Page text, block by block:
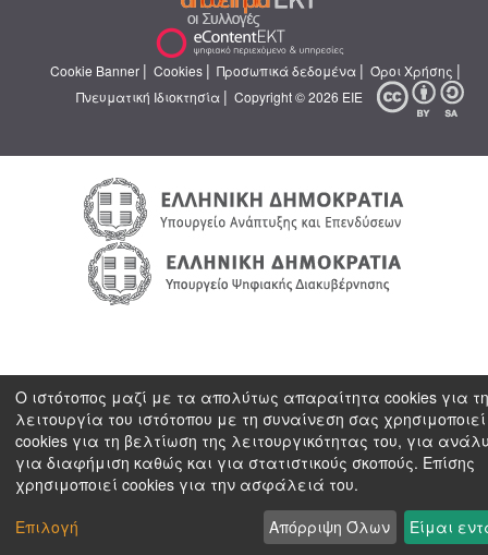
Cookie Banner | Cookies | Προσωπικά δεδομένα | Όροι Χρήσης |
Πνευματική Ιδιοκτησία | Copyright © 2026 ΕΙΕ
Ο ιστότοπος μαζί με τα απολύτως απαραίτητα cookies για
λειτουργία του ιστότοπου με τη συναίνεση σας χρησιμοποιεί
cookies για τη βελτίωση της λειτουργικότητας του, για
για διαφήμιση καθώς και για στατιστικούς σκοπούς. Επίσης
χρησιμοποιεί cookies για την ασφάλειά του.
Επιλογή
Απόρριψη Όλων Είμαι